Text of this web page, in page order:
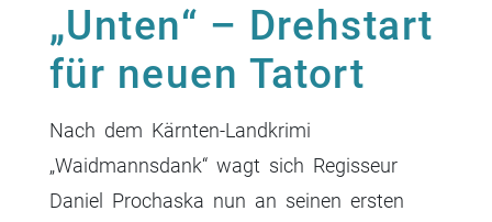
„Unten“ – Drehstart
für neuen Tatort
Nach dem Kärnten-Landkrimi
„Waidmannsdank“ wagt sich Regisseur
Daniel Prochaska nun an seinen ersten